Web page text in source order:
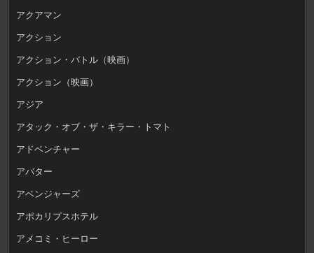
アクアマン
アクション
アクション・バトル（映画）
アクション（映画）
アジア
アタック・オブ・ザ・キラー・トマト
アドベンチャー
アバター
アベンジャーズ
アポカリプスホテル
アメコミ・ヒーロー